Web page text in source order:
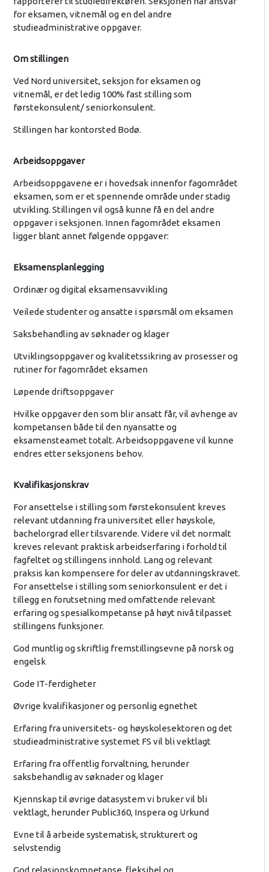
for eksamen, vitnemål og en del andre
studieadministrative oppgaver.
Om stillingen
Ved Nord universitet, seksjon for eksamen og
vitnemål, er det ledig 100% fast stilling som
førstekonsulent/ seniorkonsulent.
Stillingen har kontorsted Bodø.
Arbeidsoppgaver
Arbeidsoppgavene er i hovedsak innenfor fagområdet
eksamen, som er et spennende område under stadig
utvikling. Stillingen vil også kunne få en del andre
oppgaver i seksjonen. Innen fagområdet eksamen
ligger blant annet følgende oppgaver:
Eksamensplanlegging
Ordinær og digital eksamensavvikling
Veilede studenter og ansatte i spørsmål om eksamen
Saksbehandling av søknader og klager
Utviklingsoppgaver og kvalitetssikring av prosesser og
rutiner for fagområdet eksamen
Løpende driftsoppgaver
Hvilke oppgaver den som blir ansatt får, vil avhenge av
kompetansen både til den nyansatte og
eksamensteamet totalt. Arbeidsoppgavene vil kunne
endres etter seksjonens behov.
Kvalifikasjonskrav
For ansettelse i stilling som førstekonsulent kreves
relevant utdanning fra universitet eller høyskole,
bachelorgrad eller tilsvarende. Videre vil det normalt
kreves relevant praktisk arbeidserfaring i forhold til
fagfeltet og stillingens innhold. Lang og relevant
praksis kan kompensere for deler av utdanningskravet.
For ansettelse i stilling som seniorkonsulent er det i
tillegg en forutsetning med omfattende relevant
erfaring og spesialkompetanse på høyt nivå tilpasset
stillingens funksjoner.
God muntlig og skriftlig fremstillingsevne på norsk og
engelsk
Gode IT-ferdigheter
Øvrige kvalifikasjoner og personlig egnethet
Erfaring fra universitets- og høyskolesektoren og det
studieadministrative systemet FS vil bli vektlagt
Erfaring fra offentlig forvaltning, herunder
saksbehandlig av søknader og klager
Kjennskap til øvrige datasystem vi bruker vil bli
vektlagt, herunder Public360, Inspera og Urkund
Evne til å arbeide systematisk, strukturert og
selvstendig
God relasjonskompetanse, fleksibel og